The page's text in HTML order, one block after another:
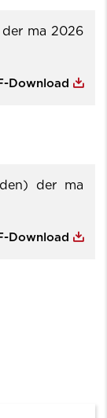
der ma 2026
Download
der ma
Download